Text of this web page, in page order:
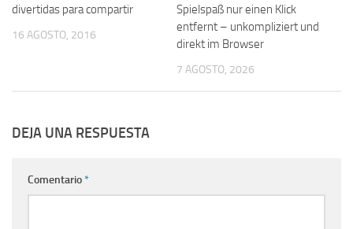
divertidas para compartir
16 AGOSTO, 2016
Spielspaß nur einen Klick
entfernt – unkompliziert und
direkt im Browser
7 AGOSTO, 2026
DEJA UNA RESPUESTA
Comentario*